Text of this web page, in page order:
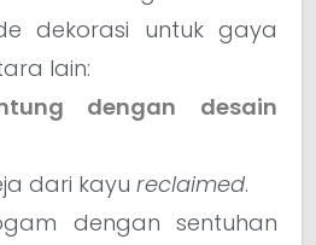
dekorasi untuk gaya
lain:
dengan desain
dari kayu reclaimed.
dengan sentuhan